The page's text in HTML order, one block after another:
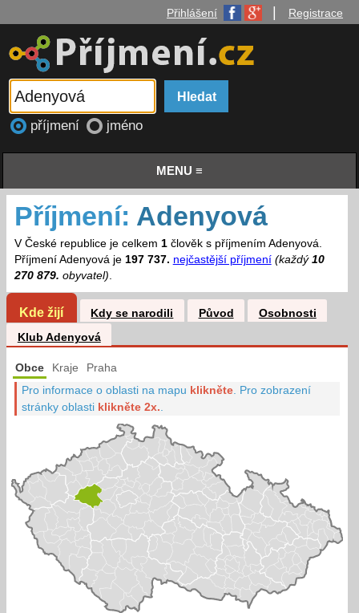
Přihlášení Registrace
příjmení jméno
MENU ≡
Příjmení: Adenyová
V České republice je celkem 1člověk s příjmením Adenyová.
Příjmení Adenyová je 197 737. nejčastější příjmení (každý 10
270 879. obyvatel).
Kde žijí Kdy se narodili Původ
Osobnosti
Klub Adenyová
Obce Kraje Praha
Pro informace o oblasti na mapu klikněte Pro zobrazení
stránky oblasti klikněte 2x.